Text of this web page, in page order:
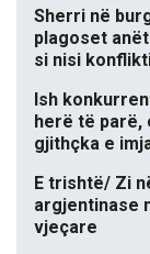
Sherri në
plagoset
si nisi
Ish
herë të parë,
gjithçka e
E trishtë/ Zi
argjentinase
vjeçare